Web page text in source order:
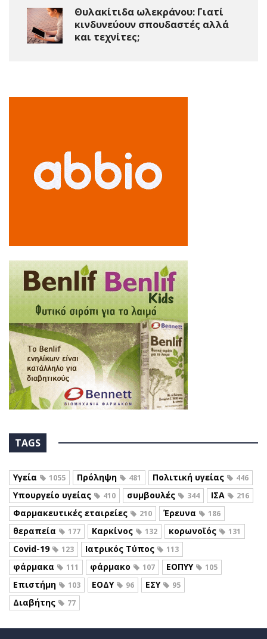
Θυλακίτιδα ωλεκράνου: Γιατί
κινδυνεύουν σπουδαστές αλλά
και τεχνίτες;
TAGS
Υγεία 1055 Πρόληψη 481 Πολιτική υγείας 446
Υπουργείο υγείας 410 συμβουλές 344 ΙΣΑ 216
Φαρμακευτικές εταιρείες 210 Έρευνα 186
θεραπεία 177 Καρκίνος 132 κορωνοϊός 131
Covid-19 123 Ιατρικός Τύπος 113
φάρμακα 111 φάρμακο 107 ΕΟΠΥΥ 105
Επιστήμη 103 ΕΟΔΥ 96 ΕΣΥ 95
Διαβήτης 77